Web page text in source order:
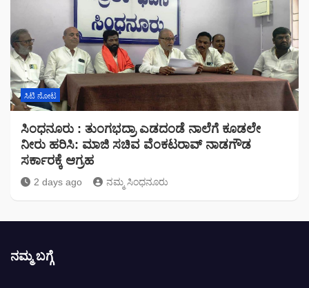
ಸಿಟಿ ನೋಟ
ಸಿಂಧನೂರು : ತುಂಗಭದ್ರಾ ಎಡದಂಡೆ ನಾಲೆಗೆ ಕೂಡಲೇ
ನೀರು ಹರಿಸಿ: ಮಾಜಿ ಸಚಿವ ವೆಂಕಟರಾವ್ ನಾಡಗೌಡ
ಸರ್ಕಾರಕ್ಕೆ ಆಗ್ರಹ
2 days ago ನಮ್ಮ ಸಿಂಧನೂರು
ನಮ್ಮ ಬಗ್ಗೆ